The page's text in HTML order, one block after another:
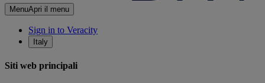
MenuApri il menu
Sign in to Veracity
Italy
Siti web principali